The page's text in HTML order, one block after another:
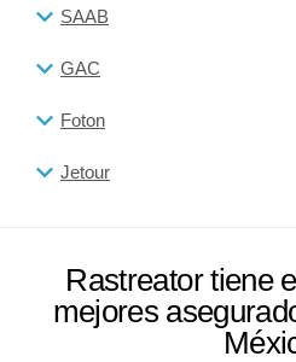
SAAB
GAC
Foton
Jetour
Rastreator tiene
mejores